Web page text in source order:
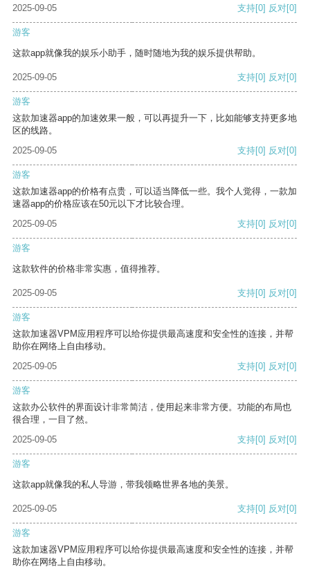
2025-09-05 支持[0] 反对[0]
游客
这款app就像我的娱乐小助手，随时随地为我的娱乐提供帮助。
2025-09-05 支持[0] 反对[0]
游客
这款加速器app的加速效果一般，可以再提升一下，比如能够支持更多地
区的线路。
2025-09-05
支持[0] 反对[0]
游客
这款加速器app的价格有点贵，可以适当降低一些。我个人觉得，一款加
速器app的价格应该在50元以下才比较合理。
2025-09-05
支持[0] 反对[0]
游客
这款软件的价格非常实惠，值得推荐。
2025-09-05 支持[0] 反对[0]
游客
这款加速器VPM应用程序可以给你提供最高速度和安全性的连接，并帮
助你在网络上自由移动。
2025-09-05
支持[0] 反对[0]
游客
这款办公软件的界面设计非常简洁，使用起来非常方便。功能的布局也
很合理，一目了然。
2025-09-05
支持[0] 反对[0]
游客
这款app就像我的私人导游，带我领略世界各地的美景。
2025-09-05 支持[0] 反对[0]
游客
这款加速器VPM应用程序可以给你提供最高速度和安全性的连接，并帮
助你在网络上自由移动。